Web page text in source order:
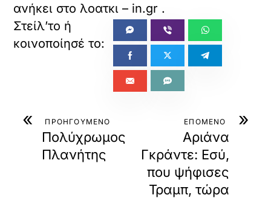
ανήκει στο λοατκι – in.gr .
« ΠΡΟΗΓΟΥΜΕΝΟ
Πολύχρωμος
Πλανήτης
»
ΕΠΟΜΕΝΟ
Αριάνα
Γκράντε: Εσύ,
που ψήφισες
Τραμπ, τώρα